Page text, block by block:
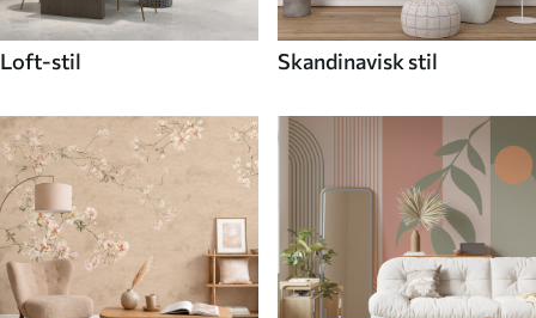
Loft-stil Skandinavisk stil